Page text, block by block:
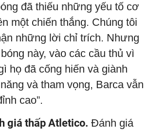
đã thiếu những yếu tố cơ
một chiến thắng. Chúng tôi
những lời chỉ trích. Nhưng
này, vào các cầu thủ vì
họ đã cống hiến và giành
và tham vọng, Barca vẫn
cao”.
giá thấp Atletico. Đánh giá